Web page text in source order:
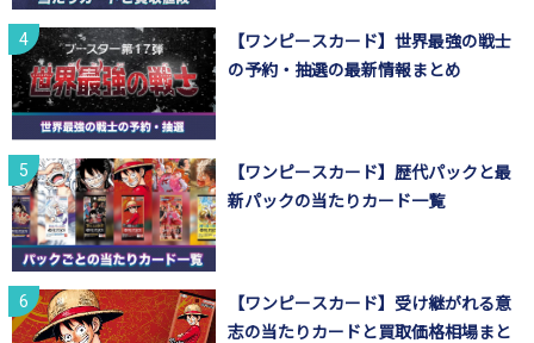
【ワンピースカード】世界最強の戦士
の予約・抽選の最新情報まとめ
【ワンピースカード】歴代パックと最
新パックの当たりカード一覧
【ワンピースカード】受け継がれる意
志の当たりカードと買取価格相場まと